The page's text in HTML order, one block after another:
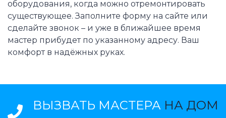
оборудования, когда можно отремонтировать
существующее. Заполните форму на сайте или
сделайте звонок – и уже в ближайшее время
мастер прибудет по указанному адресу. Ваш
комфорт в надёжных руках.
ВЫЗВАТЬ МАСТЕРА НА ДОМ